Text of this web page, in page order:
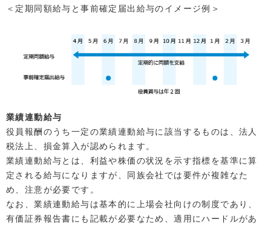
＜定期同額給与と事前確定届出給与のイメージ例＞
業績連動給与
役員報酬のうち一定の業績連動給与に該当するものは、法人
税法上、損金算入が認められます。
業績連動給与とは、利益や株価の状況を示す指標を基準に算
定される給与になりますが、同族会社では要件が複雑なた
め、注意が必要です。
なお、業績連動給与は基本的に上場会社向けの制度であり、
有価証券報告書にも記載が必要なため、適用にハードルがあ